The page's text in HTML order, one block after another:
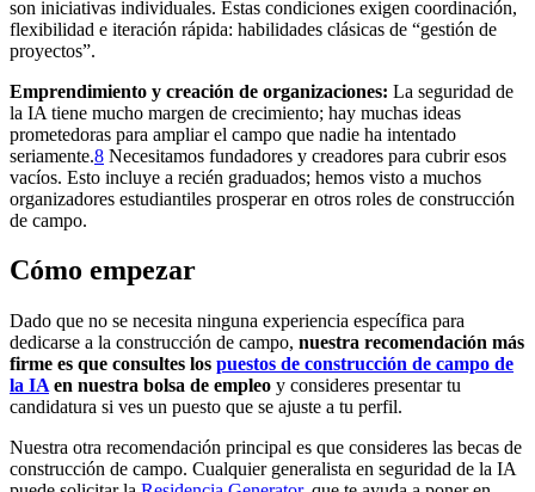
son iniciativas individuales. Estas condiciones exigen coordinación,
flexibilidad e iteración rápida: habilidades clásicas de “gestión de
proyectos”.
Emprendimiento y creación de organizaciones: La seguridad de
la IA tiene mucho margen de crecimiento; hay muchas ideas
prometedoras para ampliar el campo que nadie ha intentado
seriamente.⁠8 Necesitamos fundadores y creadores para cubrir esos
vacíos. Esto incluye a recién graduados; hemos visto a muchos
organizadores estudiantiles prosperar en otros roles de construcción
de campo.
Cómo empezar
Dado que no se necesita ninguna experiencia específica para
dedicarse a la construcción de campo, nuestra recomendación más
firme es que consultes los puestos de construcción de campo de
la IA en nuestra bolsa de empleo y consideres presentar tu
candidatura si ves un puesto que se ajuste a tu perfil.
Nuestra otra recomendación principal es que consideres las becas de
construcción de campo. Cualquier generalista en seguridad de la IA